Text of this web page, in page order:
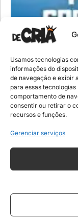
Usamos tecnologias
informações do
de navegação e exibir
para essas
comportamento de
consentir ou retirar o
recursos e funções.
Gerenciar serviços
Frases sobre
Ler frases sobre
simples
convite…